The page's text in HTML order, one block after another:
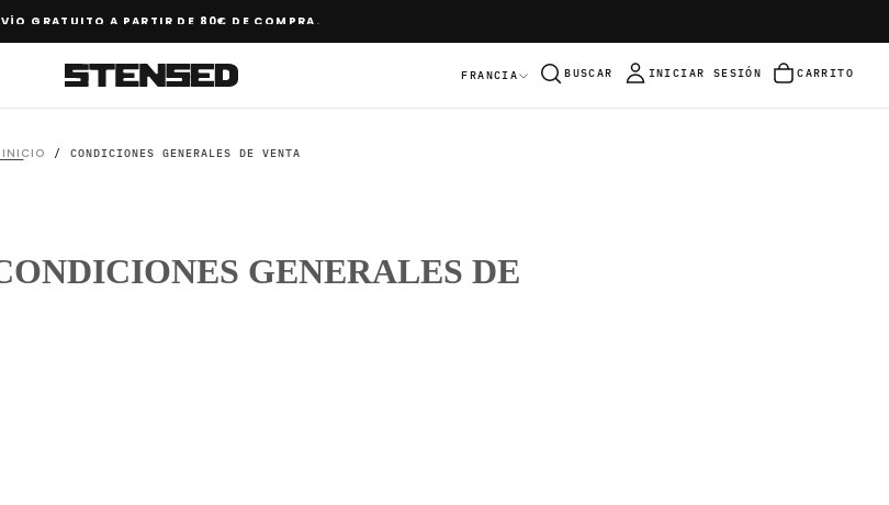
GRATUITO A PARTIR DE 80€ DE COMPRA.
FRANCIA BUSCAR INICIAR SESIÓN CARRITO
INICIO / CONDICIONES GENERALES DE VENTA
GENERALES DE